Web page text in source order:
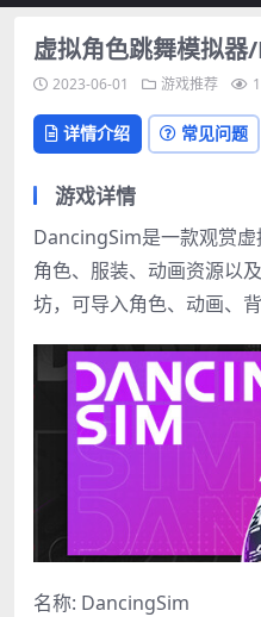
虚拟角色跳舞模拟
2023-06-01 游戏推荐
详情介绍 常见问题
游戏详情
DancingSim是一款观赏
角色、服装、动画资源以
坊，可导入角色、动画、背
名称: DancingSim